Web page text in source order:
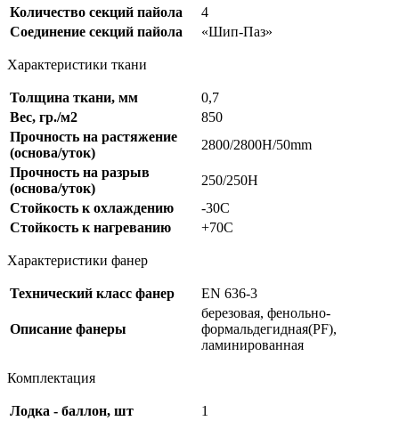
Количество секций пайола
4
Соединение секций пайола
«Шип-Паз»
Характеристики ткани
Толщина ткани, мм
0,7
Вес, гр./м2
850
Прочность на растяжение
(основа/уток)
2800/2800H/50mm
Прочность на разрыв
(основа/уток)
250/250Н
Стойкость к охлаждению
-30С
Стойкость к нагреванию
+70C
Характеристики фанер
Технический класс фанер EN 636-3
Описание фанеры
березовая, фенольно-
формальдегидная(PF),
ламинированная
Комплектация
Лодка - баллон, шт
1